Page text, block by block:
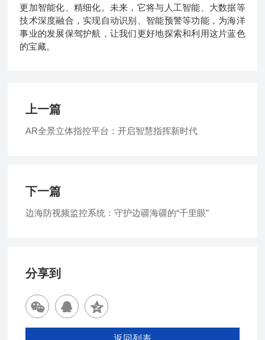
更加智能化、精细化。未来，它将与人工智能、大数据等
技术深度融合，实现自动识别、智能预警等功能，为海洋
事业的发展保驾护航，让我们更好地探索和利用这片蓝色
的宝藏。
上一篇
AR全景立体指控平台：开启智慧指挥新时代
下一篇
边海防视频监控系统：守护边疆海疆的“千里眼”
分享到